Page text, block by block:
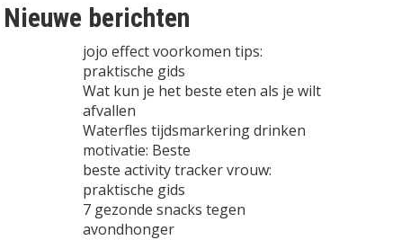
Nieuwe berichten
jojo effect voorkomen tips:
praktische gids
Wat kun je het beste eten als je wilt
afvallen
Waterfles tijdsmarkering drinken
motivatie: Beste
beste activity tracker vrouw:
praktische gids
7 gezonde snacks tegen
avondhonger